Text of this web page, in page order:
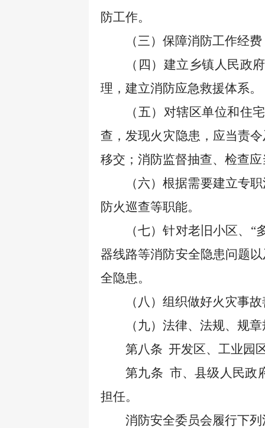
防工作。
（三）保障消防工作经
（四）建立乡镇人民政
理，建立消防应急救援体系。
（五）对辖区单位和住
查，发现火灾隐患，应当责
移交；消防监督抽查、检查
（六）根据需要建立专
防火巡查等职能。
（七）针对老旧小区、 “
器线路等消防安全隐患问题
全隐患。
（八）组织做好火灾事
（九）法律、法规、规
第八条 开发区、工业园
第九条 市、县级人民政
担任。
消防安全委员会履行下